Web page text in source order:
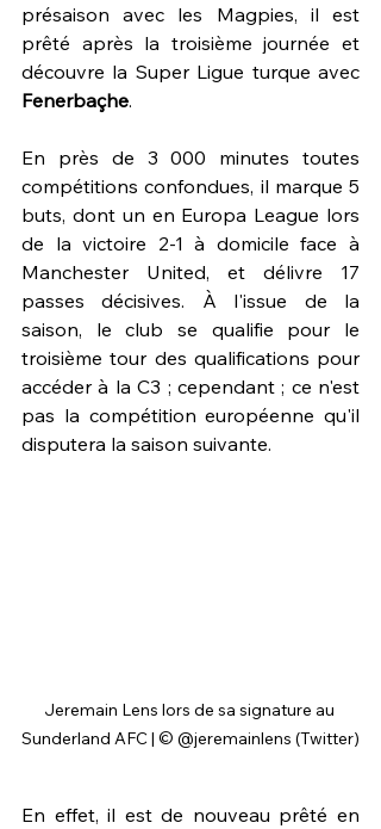
présaison avec les Magpies, il est
prêté après la troisième journée et
Fenerbaçhe.
En près de 3 000 minutes toutes
compétitions confondues, il marque 5
buts, dont un en Europa League lors
de la victoire 2-1 à domicile face à
Manchester United, et délivre 17
passes décisives. À l'issue de la
saison, le club se qualifie pour le
troisième tour des qualifications pour
accéder à la C3 ; cependant ; ce n'est
pas la compétition européenne qu'il
disputera la saison suivante.
Jeremain Lens lors de sa signature au
Sunderland AFC | © @jeremainlens (Twitter)
En effet, il est de nouveau prêté en